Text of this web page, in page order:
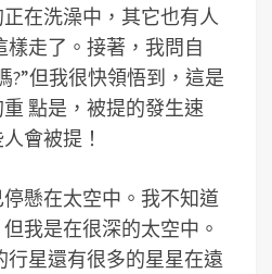
在洗澡中，其它也有人
走了。接著，我問自
?”但我很快領悟到，這是
點是，被提的發生速
會被提！
懸在太空中。我不知道
我是在很深的太空中。
行星還有很多的星星在遠